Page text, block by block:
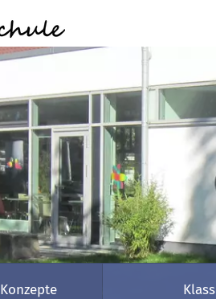
Konzepte